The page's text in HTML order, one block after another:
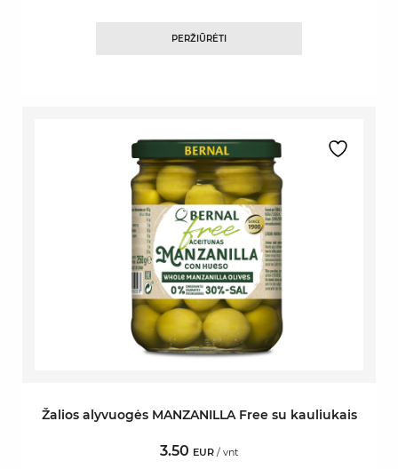
PERŽIŪRĖTI
Žalios alyvuogės MANZANILLA Free su kauliukais
3.50 EUR / vnt